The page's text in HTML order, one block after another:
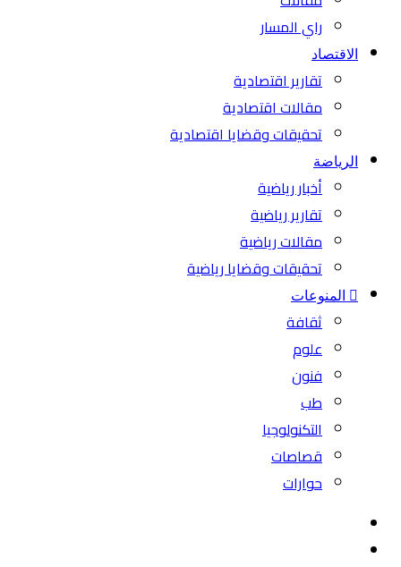
راي المسار
الاقتصاد
تقارير اقتصادية
مقالات اقتصادية
تحقيقات وقضايا اقتصادية
الرياضة
أخبار رياضية
تقارير رياضية
مقالات رياضية
تحقيقات وقضايا رياضية
المنوعات
ثقافة
علوم
فنون
طب
التكنولوجيا
قصاصات
حوارات